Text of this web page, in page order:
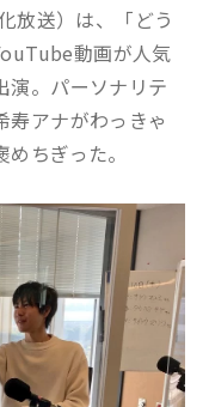
放送）は、「どう
動画が人気
演。パーソナリテ
寿アナがわっきゃ
ちぎった。